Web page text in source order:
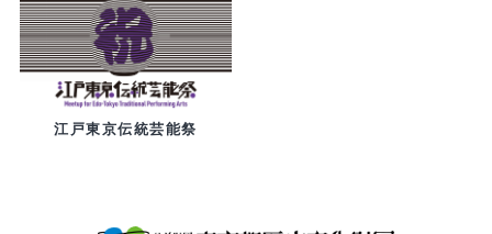
江戸東京伝統芸能祭